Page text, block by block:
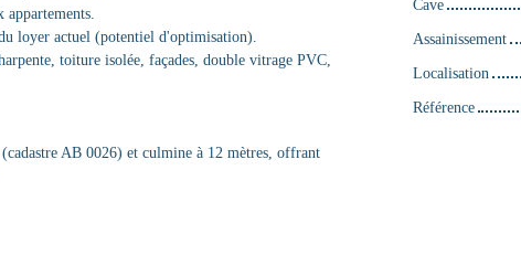
loyer actuel (potentiel d'optimisation).
toiture isolée, façades, double vitrage PVC,
AB 0026) et culmine à 12 mètres, offrant
Cave
Assainissement
Localisation
Référence